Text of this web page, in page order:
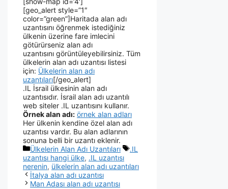
[geo_alert style=”1″
color=”green”]Haritada alan adı
uzantısını öğrenmek istediğiniz
ülkenin üzerine fare imlecini
götürürseniz alan adı
uzantısını görüntüleyebilirsiniz. Tüm
ülkelerin alan adı uzantısı listesi
için: Ülkelerin alan adı
uzantıları[/geo_alert]
.IL İsrail ülkesinin alan adı
uzantısıdır. İsrail alan adı uzantılı
web siteler .IL uzantısını kullanır.
Örnek alan adı: örnek alan adları
Her ülkenin kendine özel alan adı
uzantısı vardır. Bu alan adlarının
sonuna belli bir uzantı eklenir.
Ülkelerin Alan Adı Uzantıları
.IL
uzantısı hangi ülke, .IL uzantısı
nerenin, ülkelerin alan adı uzantıları
İtalya alan adı uzantısı
Man Adası alan adı uzantısı